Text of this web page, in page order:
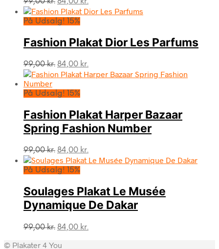
oprindelige
pris
99,00 kr..
aktuelle
84,00 kr..
På Udsalg! 15%
Fashion Plakat Dior Les Parfums
99,00kr. Den
oprindelige
var:
84,00 kr.
aktuelle
På Udsalg! 15%
Fashion Plakat Harper Bazaar
Spring Fashion Number
99,00kr. Den
oprindelige
pris
99,00 kr..
84,00 kr.
aktuelle
84,00 kr..
På Udsalg! 15%
Soulages Plakat Le Musée
Dynamique De Dakar
99,00kr. Den
pris
84,00 kr.
© Plakater 4 You